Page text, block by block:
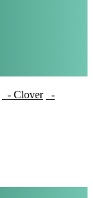
- Clover
-